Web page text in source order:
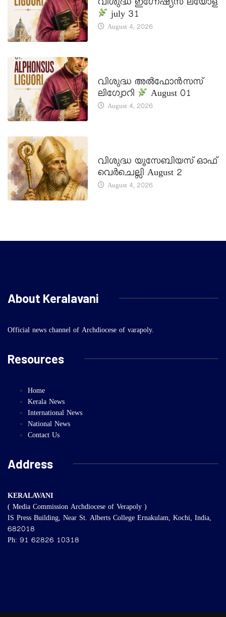
വിശുദ്ധ ഇഗ്നേഷ്യസ് ലയോള
july 31
August 4, 2026
വിശുദ്ധ അൽഫോൻസസ്
ലിഗ്വോറി
August 01
August 4, 2026
വിശുദ്ധ യൂസേബിയസ് ഓഫ്
വെർചെല്ലി August 2
August 4, 2026
About Keralavani
Official news channel of Archdiocese of varapoly.
Resources
Home
Kerala News
International News
National News
Contact Us
Address
KERALAVANI
( Media Commission Archdiocese of Verapoly )
IS Press Building, Near St. Alberts College Ernakulam, Kochi, India,
682018
Ph: 91 62826 10318